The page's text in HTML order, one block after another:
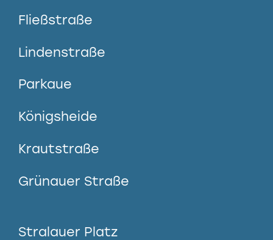
Fließstraße
Lindenstraße
Parkaue
Königsheide
Krautstraße
Grünauer Straße
Stralauer Platz